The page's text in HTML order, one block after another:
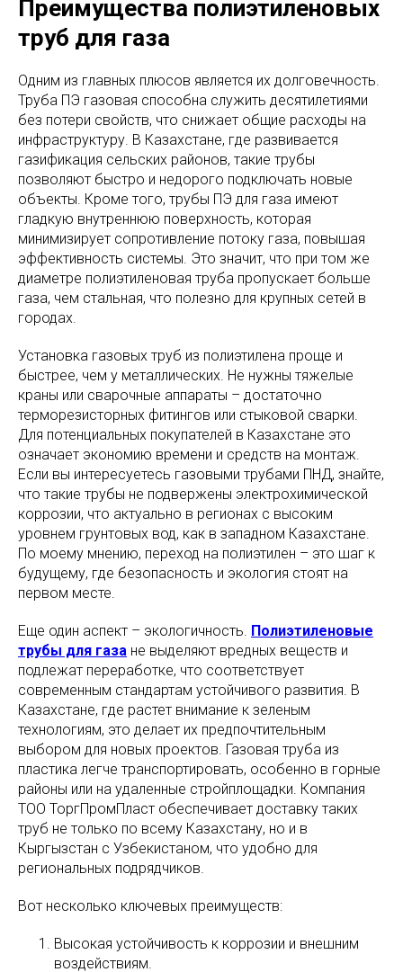
Преимущества полиэтиленовых
труб для газа
Одним из главных плюсов является их долговечность.
Труба ПЭ газовая способна служить десятилетиями
без потери свойств, что снижает общие расходы на
инфраструктуру. В Казахстане, где развивается
газификация сельских районов, такие трубы
позволяют быстро и недорого подключать новые
объекты. Кроме того, трубы ПЭ для газа имеют
гладкую внутреннюю поверхность, которая
минимизирует сопротивление потоку газа, повышая
эффективность системы. Это значит, что при том же
диаметре полиэтиленовая труба пропускает больше
газа, чем стальная, что полезно для крупных сетей в
городах.
Установка газовых труб из полиэтилена проще и
быстрее, чем у металлических. Не нужны тяжелые
краны или сварочные аппараты – достаточно
терморезисторных фитингов или стыковой сварки.
Для потенциальных покупателей в Казахстане это
означает экономию времени и средств на монтаж.
Если вы интересуетесь газовыми трубами ПНД, знайте,
что такие трубы не подвержены электрохимической
коррозии, что актуально в регионах с высоким
уровнем грунтовых вод, как в западном Казахстане.
По моему мнению, переход на полиэтилен – это шаг к
будущему, где безопасность и экология стоят на
первом месте.
Еще один аспект – экологичность. Полиэтиленовые
трубы для газа не выделяют вредных веществ и
подлежат переработке, что соответствует
современным стандартам устойчивого развития. В
Казахстане, где растет внимание к зеленым
технологиям, это делает их предпочтительным
выбором для новых проектов. Газовая труба из
пластика легче транспортировать, особенно в горные
районы или на удаленные стройплощадки. Компания
ТОО ТоргПромПласт обеспечивает доставку таких
труб не только по всему Казахстану, но и в
Кыргызстан с Узбекистаном, что удобно для
региональных подрядчиков.
Вот несколько ключевых преимуществ:
Высокая устойчивость к коррозии и внешним
воздействиям.